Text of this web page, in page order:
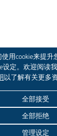
用cookie来提升
设定。欢迎阅读
以了解有关更多资
管理设定
全部拒绝
全部接受
限公司。本公司
政策无障碍浏